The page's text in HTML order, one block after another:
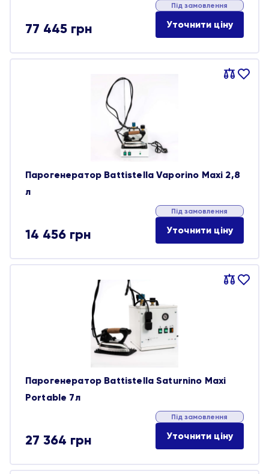
77 445 грн
Під замовлення
Уточнити ціну
Порівняти
В
Парогенератор Battistella Vaporino Maxi 2,8
л
14 456 грн
Під замовлення
Уточнити ціну
Порівняти
В
Парогенератор Battistella Saturnino Maxi
Portable 7л
27 364 грн
Під замовлення
Уточнити ціну